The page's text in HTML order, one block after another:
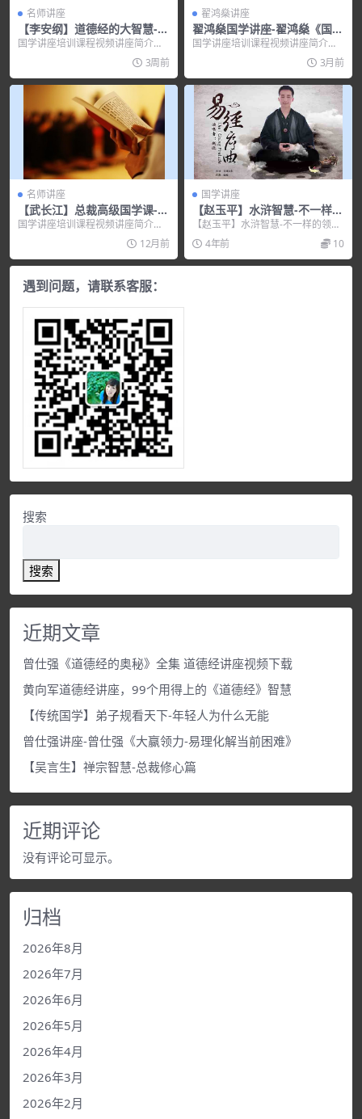
名师讲座
【李安纲】道德经的大智慧-老
子心解
国学讲座培训课程视频讲座简介：
讲师介绍： 李安纲，字贯一，号心
3周前
翟鸿燊讲座
翟鸿燊国学讲座-翟鸿燊《国学
应用智慧-点亮心灯》
国学讲座培训课程视频讲座简介：
翟鸿燊国学讲座 – 翟鸿燊《国学应
3月前
名师讲座
【武长江】总裁高级国学课-绝
对领导力
国学讲座培训课程视频讲座简介：
【武长江】总裁高级国学课-绝对领
12月前
国学讲座
【赵玉平】水浒智慧-不一样的
领导智慧感悟
【赵玉平】水浒智慧-不一样的领导
智慧感悟，培训讲座视频，培训课
程视频教程下载，百...
4年前 10
遇到问题，请联系客服：
搜索
搜索
近期文章
曾仕强《道德经的奥秘》全集 道德经讲座视频下载
黄向军道德经讲座，99个用得上的《道德经》智慧
【传统国学】弟子规看天下-年轻人为什么无能
曾仕强讲座-曾仕强《大赢领力-易理化解当前困难》
【吴言生】禅宗智慧-总裁修心篇
近期评论
没有评论可显示。
归档
2026年8月
2026年7月
2026年6月
2026年5月
2026年4月
2026年3月
2026年2月